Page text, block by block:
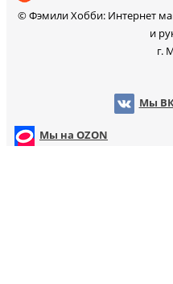
© Фэмили Хобби: Интернет
и
г.
Мы
Мы на OZON